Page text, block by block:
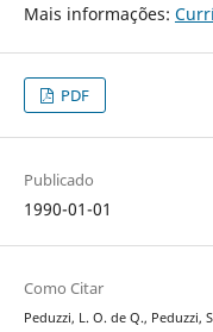
Mais informações:
PDF
Publicado
1990-01-01
Como Citar
Peduzzi, L. O. de Q., Peduzzi,